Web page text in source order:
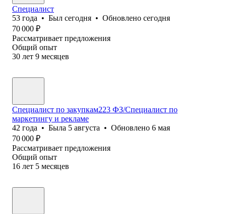
Специалист
53 года • Был сегодня • Обновлено сегодня
70 000 ₽
Рассматривает предложения
Общий опыт
30 лет 9 месяцев
Специалист по закупкам223 ФЗ/Специалист по
маркетингу и рекламе
42 года • Была 5 августа • Обновлено 6 мая
70 000 ₽
Рассматривает предложения
Общий опыт
16 лет 5 месяцев